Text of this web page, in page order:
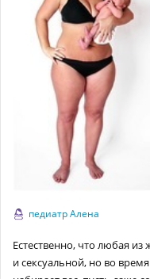
педиатр Алена
Естественно, что любая
и сексуальной, но во